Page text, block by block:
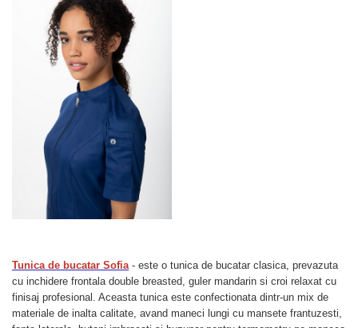
Tunica de bucatar Sofia- este o tunica de bucatar clasica, prevazuta
cu inchidere frontala double breasted, guler mandarin si croi relaxat cu
finisaj profesional. Aceasta tunica este confectionata dintr-un mix de
materiale de inalta calitate, avand maneci lungi cu mansete frantuzesti,